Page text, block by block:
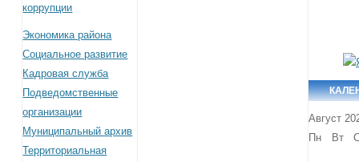
коррупции
Экономика района
Социальное развитие
Кадровая служба
Подведомственные
организации
Муниципальный архив
Территориальная
Август
Пн
Вт